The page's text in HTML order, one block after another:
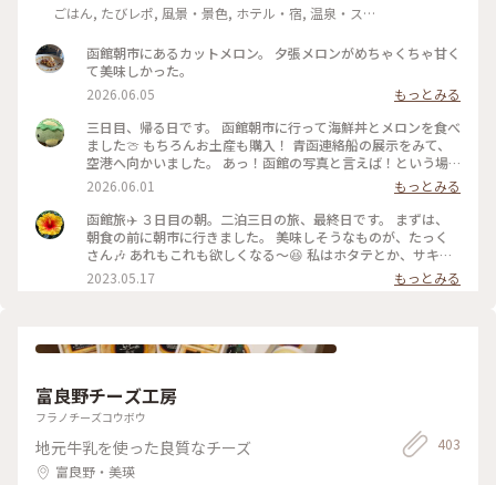
ごはん, たびレポ, 風景・景色, ホテル・宿, 温泉・ス
函館朝市にあるカットメロン。 夕張メロンがめちゃくちゃ甘く
て美味しかった。
2026.06.05
もっとみる
三日目、帰る日です。 函館朝市に行って海鮮丼とメロンを食べ
ました🍈 もちろんお土産も購入！ 青函連絡船の展示をみて、
空港へ向かいました。 あっ！函館の写真と言えば！という場
所。 八幡坂ももちろん行ってきました。 昼、夜と写真撮って
みたけど、夜はいらなかったかも笑 三日間通して食事は特に大
満足🍽️ 海鮮とアイスクリームはたくさん食べた🍨 初めての函
館旅行はめっちゃ楽しかった💕 今回も母に感謝🙏 On the
third day, we visited Hakodate Morning Market and
throughout the three day. We ate plenty of seafood and
2026.06.01
もっとみる
函館旅✈️ ３日目の朝。二泊三日の旅、最終日です。 まずは、
朝食の前に朝市に行きました。 美味しそうなものが、たっく
さん🎶 あれもこれも欲しくなる〜😆 私はホタテとか、サキイ
カとか、乾き物中心にお買い上げー❤️ 市場は活気があって、見
てるだけでも楽しい🎶 #私のことりっぷ旅 #レトロな街 #北海
2023.05.17 もっとみる
富良野チーズ工房
フラノチーズコウボウ
地元牛乳を使った良質なチーズ
富良野・美瑛
403